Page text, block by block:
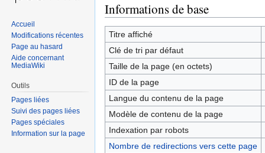
Sauter
à
la
navigation
Sauter
à
la
recherche
Informations de base
Titre affiché
Clé de tri par défaut
Taille de la page (en octets)
ID de la page
Langue du contenu de la page
Modèle de contenu de la page
Indexation par robots
Nombre de redirections vers cette page
Accueil
Modifications récentes
Page au hasard
Aide concernant
MediaWiki
Outils
Pages liées
Suivi des pages liées
Pages spéciales
Information sur la page